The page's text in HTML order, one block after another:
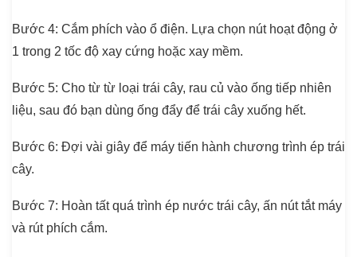
Bước 4: Cắm phích vào ổ điện. Lựa chọn nút hoạt động ở
1 trong 2 tốc độ xay cứng hoặc xay mềm.
Bước 5: Cho từ từ loại trái cây, rau củ vào ống tiếp nhiên
liệu, sau đó bạn dùng ống đẩy để trái cây xuống hết.
Bước 6: Đợi vài giây để máy tiến hành chương trình ép trái
cây.
Bước 7: Hoàn tất quá trình ép nước trái cây, ấn nút tắt máy
và rút phích cắm.